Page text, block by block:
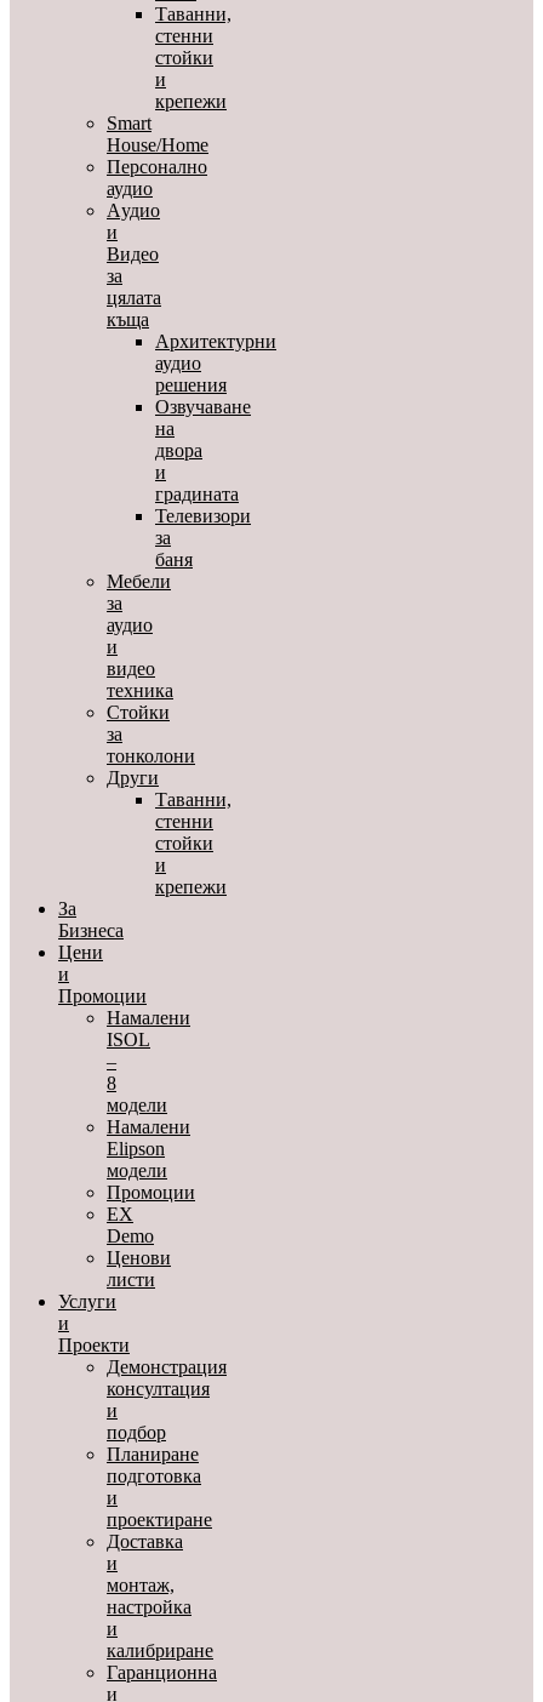
Таванни,
стенни
стойки
и
крепежи
Smart
House/Home
Персонално
аудио
Aудио
и
Видео
за
цялата
къща
Архитектурни
аудио
решения
Озвучаване
на
двора
и
градината
Телевизори
за
баня
Мебели
за
аудио
и
видео
техника
Стойки
за
тонколони
Други
Таванни,
стенни
стойки
и
крепежи
За
Бизнеса
Цени
и
Промоции
Намалени
ISOL
–
8
модели
Намалени
Elipson
модели
Промоции
EX
Demo
Ценови
листи
Услуги
и
Проекти
Демонстрация
консултация
и
подбор
Планиране
подготовка
и
проектиране
Доставка
и
монтаж,
настройка
и
калибриране
Гаранционна
и